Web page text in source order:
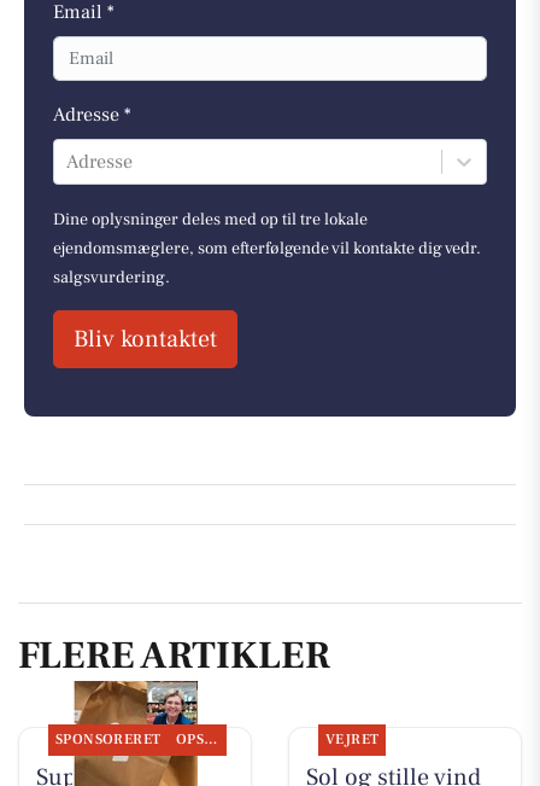
Email *
Adresse *
Adresse
Dine oplysninger deles med op til tre lokale
ejendomsmæglere, som efterfølgende vil kontakte dig vedr.
salgsvurdering.
Bliv kontaktet
FLERE ARTIKLER
SPONSORERET OPSLAGSTAVLEN
SuperBrugsen
VEJRET
Sol og stille vind